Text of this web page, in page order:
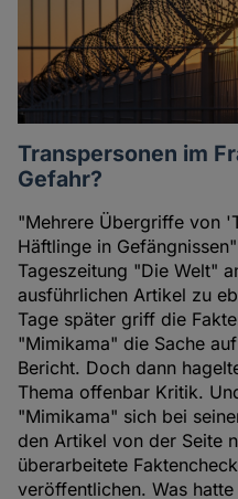
Transpersonen im
Gefahr?
"Mehrere Übergriffe von
Häftlinge in
Tageszeitung "Die Welt"
ausführlichen Artikel zu
Tage später griff die
"Mimikama" die Sache
Bericht. Doch dann
Thema offenbar Kritik.
"Mimikama" sich bei
den Artikel von der Seite
überarbeitete
veröffentlichen. Was